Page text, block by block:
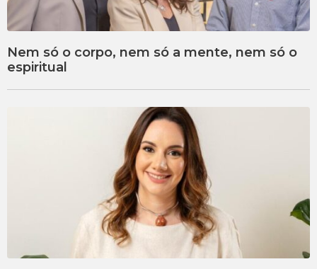
Nem só o corpo, nem só a mente, nem só o
espiritual